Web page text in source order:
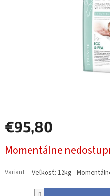
€95,80
cena:
Momentálne
Variant